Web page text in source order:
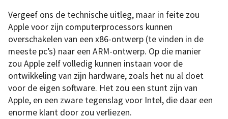
Vergeef ons de technische uitleg, maar in feite zou
Apple voor zijn computerprocessors kunnen
overschakelen van een x86-ontwerp (te vinden in de
meeste pc’s) naar een ARM-ontwerp. Op die manier
zou Apple zelf volledig kunnen instaan voor de
ontwikkeling van zijn hardware, zoals het nu al doet
voor de eigen software. Het zou een stunt zijn van
Apple, en een zware tegenslag voor Intel, die daar een
enorme klant door zou verliezen.